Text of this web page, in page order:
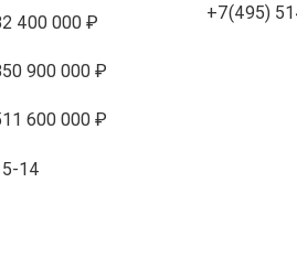
400 000 ₽
900 000 ₽
600 000 ₽
14
+7(495)